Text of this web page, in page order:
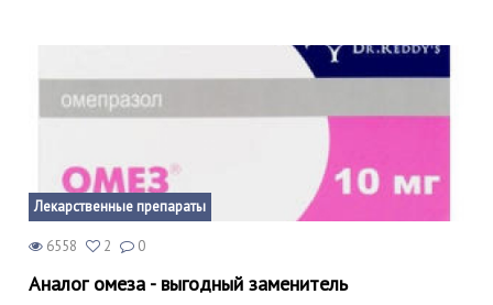
Лекарственные препараты
6558 2 0
Аналог омеза - выгодный заменитель